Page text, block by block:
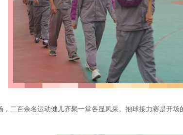
，二百余名运动健儿齐聚一堂各显风采。抱球接力赛是开